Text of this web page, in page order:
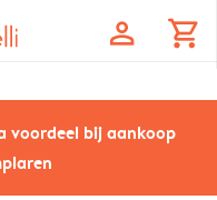
profile shopping_cart
voordeel bij aankoop